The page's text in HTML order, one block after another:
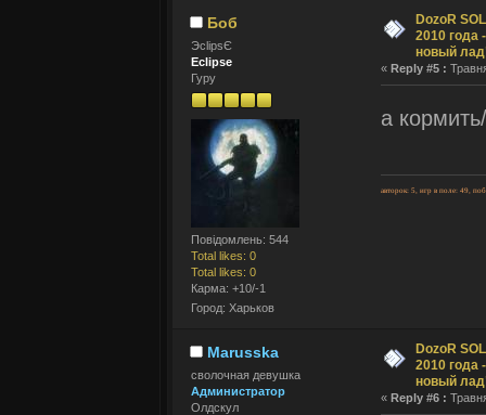
Боб
ЭclipsЄ
Eclipse
Гуру
Повідомлень: 544
Total likes: 0
Total likes: 0
Карма: +10/-1
Город: Харьков
DozoR
2010 года
новый
« Reply #5 :
а
авторок: 5, игр в поле: 49,
Marusska
сволочная девушка
Администратор
Олдскул
DozoR
2010 года
новый
« Reply #6 :